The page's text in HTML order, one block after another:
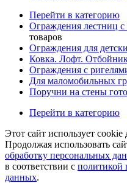
Перейти в категорию
Ограждения лестниц
товаров
Ограждения для
Ковка. Лофт.
Ограждения с
Для маломобильных
Поручни на стены
Перейти в категорию
Этот сайт использует
Продолжая использовать
обработку персональных
в соответствии с политикой
данных.